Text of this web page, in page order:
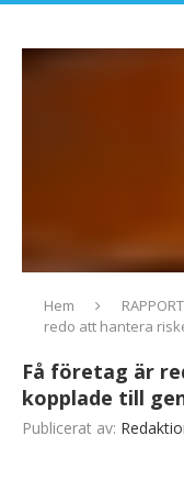
Hem
redo att hantera
Få företag är
kopplade till
Publicerat av: